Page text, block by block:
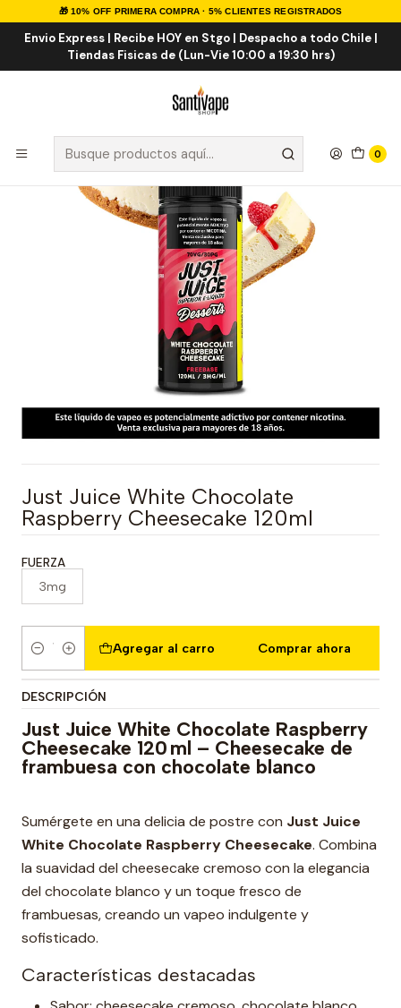
🎁 10% OFF PRIMERA COMPRA · 5% CLIENTES REGISTRADOS
Envio Express | Recibe HOY en Stgo | Despacho a todo Chile |
Tiendas Fisicas de (Lun-Vie 10:00 a 19:30 hrs)
0
Inicio E-LIQUID IMPORTADOS Eliquid Importados 120ml
Just Juice White Chocolate Raspberry Cheesecake 120ml
Just Juice White Chocolate
Raspberry Cheesecake 120ml
FUERZA
3mg
Cantidad
Agregar al carro Comprar ahora
DESCRIPCIÓN
Just Juice White Chocolate Raspberry
Cheesecake 120 ml – Cheesecake de
frambuesa con chocolate blanco
Sumérgete en una delicia de postre con Just Juice
White Chocolate Raspberry Cheesecake. Combina
la suavidad del cheesecake cremoso con la elegancia
del chocolate blanco y un toque fresco de
frambuesas, creando un vapeo indulgente y
sofisticado.
Características destacadas